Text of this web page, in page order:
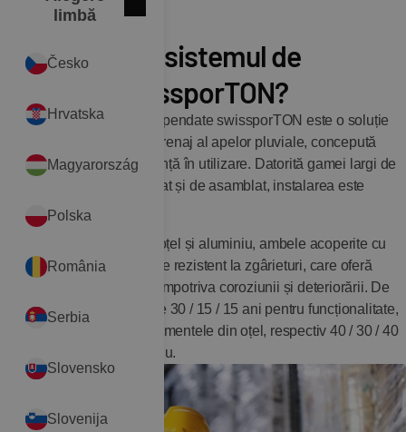
De ce să alegi sistemul de
jgheaburi swissporTON?
Sistemul de jgheaburi suspendate swissporTON este o soluție
completă și modernă de drenaj al apelor pluviale, concepută
pentru durabilitate și ușurință în utilizare. Datorită gamei largi de
componente ușor de utilizat și de asamblat, instalarea este
rapidă și sigură.
Disponibil în variante din oțel și aluminiu, ambele acoperite cu
stratul „ROBUS”, extrem de rezistent la zgârieturi, care oferă
protecție de lungă durată împotriva coroziunii și deteriorării. De
aceea oferim o garanție de 30 / 15 / 15 ani pentru funcționalitate,
culoare și coroziune la elementele din oțel, respectiv 40 / 30 / 40
ani pentru cele din aluminiu.
limbă
International
Česko
Hrvatska
Magyarország
Polska
România
Serbia
Slovensko
Slovenija